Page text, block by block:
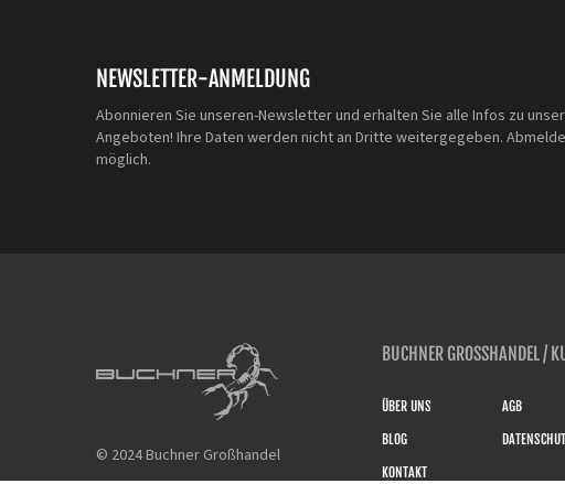
NEWSLETTER-ANMELDUNG
Abonnieren Sie unseren-Newsletter und erhalten Sie alle Infos zu
Angeboten! Ihre Daten werden nicht an Dritte weitergegeben.
möglich.
© 2024 Buchner Großhandel
BUCHNER GROSSHANDEL /
ÜBER UNS AGB
BLOG
KONTAKT